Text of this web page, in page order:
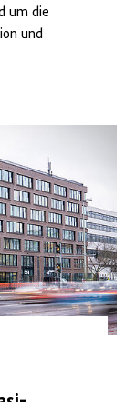
um die
und